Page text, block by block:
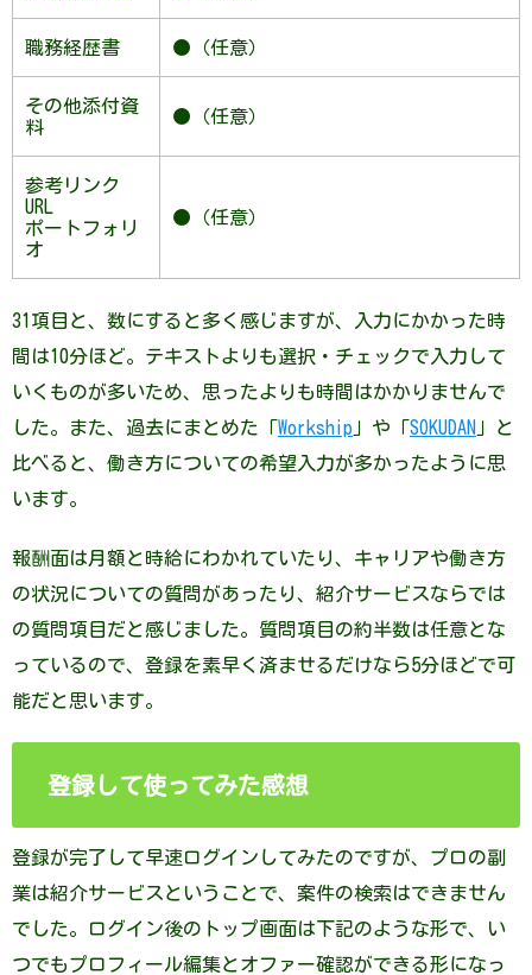
職務経歴書 ●（任意）
その他添付資
料
●（任意）
参考リンク
URL
ポートフォリ
オ
●（任意）
31項目と、数にすると多く感じますが、入力にかかった時
間は10分ほど。テキストよりも選択・チェックで入力して
いくものが多いため、思ったよりも時間はかかりませんで
した。また、過去にまとめた「Workship 」や「SOKUDAN 」と
比べると、働き方についての希望入力が多かったように思
います。
報酬面は月額と時給にわかれていたり、キャリアや働き方
の状況についての質問があったり、紹介サービスならでは
の質問項目だと感じました。質問項目の約半数は任意とな
っているので、登録を素早く済ませるだけなら5分ほどで可
能だと思います。
登録して使ってみた感想
登録が完了して早速ログインしてみたのですが、プロの副
業は紹介サービスということで、案件の検索はできません
でした。ログイン後のトップ画面は下記のような形で、い
つでもプロフィール編集とオファー確認ができる形になっ